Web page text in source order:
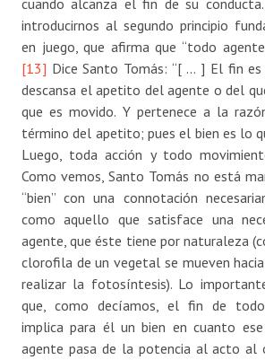
cuando alcanza el fin de su
introducirnos al segundo principio
en juego, que afirma que “todo
[13] Dice Santo Tomás: “[ … ] El fin
descansa el apetito del agente o del
que es movido. Y pertenece a la
término del apetito; pues el bien es lo
Luego, toda acción y todo
Como vemos, Santo Tomás no está
“bien” con una connotación
como aquello que satisface una
agente, que éste tiene por naturaleza
clorofila de un vegetal se mueven
realizar la fotosíntesis). Lo
que, como decíamos, el fin de
implica para él un bien en cuanto
agente pasa de la potencia al acto al